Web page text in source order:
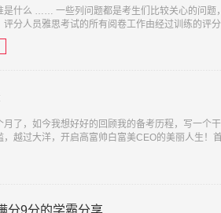
什么 …… 一些列问题都是考生们比较关心的问题
分人员雅思考试的所有阅卷工作由经过训练的评分
了，如今我想好好的回顾我的备考历程，写一个
越过大洋，开启高富帅白富美CEO的美丽人生！
分9分的学霸分享